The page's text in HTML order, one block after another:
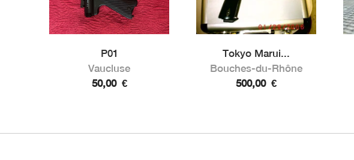
P01
Vaucluse
50,00 €
Tokyo Marui...
Bouches-du-Rhône
500,00 €